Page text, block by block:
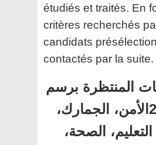
étudiés et traités. En
critères recherchés
candidats
contactés par la suite.
المنتظرة برسم
سنة 2025الأمن، الجمارك،
التعليم، الصحة،